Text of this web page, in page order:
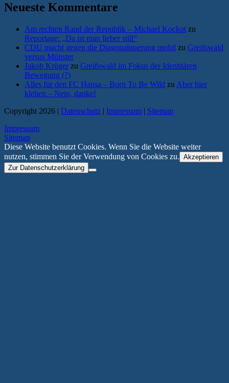
Neueste Kommentare
Am rechten Rand der Republik – Michael Kockot zu
Reportage: „Da ist man lieber still“
CDU macht gegen die Diagonalquerung mobil zu Greifswald
versus Münster
Jakob Krüger zu Greifswald im Fokus der Identitären
Bewegung (?)
Alles für den FC Hansa – Born To Be Wild zu Aber hier
kleben – Nein, danke!
Copyright 2026 | Datenschutz | Impressum | Sitemap
Impressum
Sitemap
Diese Website benutzt Cookies. Wenn Sie die Website weiter
nutzen, stimmen Sie der Verwendung von Cookies zu. Akzeptieren
Zur Datenschutzerklärung